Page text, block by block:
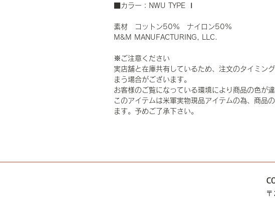
■カラー：NWU TYPE Ⅰ
素材 コットン50% ナイロン50%
M&M MANUFACTURING, LLC.
※ご注意ください
実店舗と在庫共有しているため、注文のタイミン
まう場合がございます。
お客様のご覧になっている環境により商品の色が
このアイテムは米軍実物現品アイテムの為、商品
ます。予めご了承下さい。